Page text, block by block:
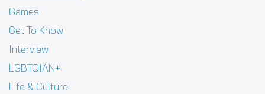
Games
Get To Know
Interview
LGBTQIAN+
Life & Culture